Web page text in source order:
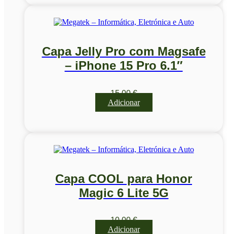
Capa Jelly Pro com Magsafe
– iPhone 15 Pro 6.1″
15,00€
Adicionar
Capa COOL para Honor
Magic 6 Lite 5G
10,00€
Adicionar